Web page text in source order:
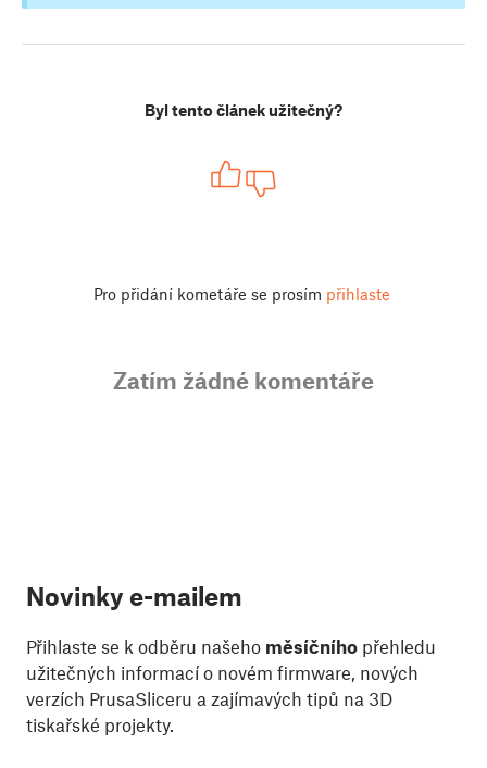
Byl tento článek užitečný?
Pro přidání kometáře se prosím přihlaste
Zatím žádné komentáře
Novinky e-mailem
Přihlaste se k odběru našeho měsíčního přehledu
užitečných informací o novém firmware, nových
verzích PrusaSliceru a zajímavých tipů na 3D
tiskařské projekty.